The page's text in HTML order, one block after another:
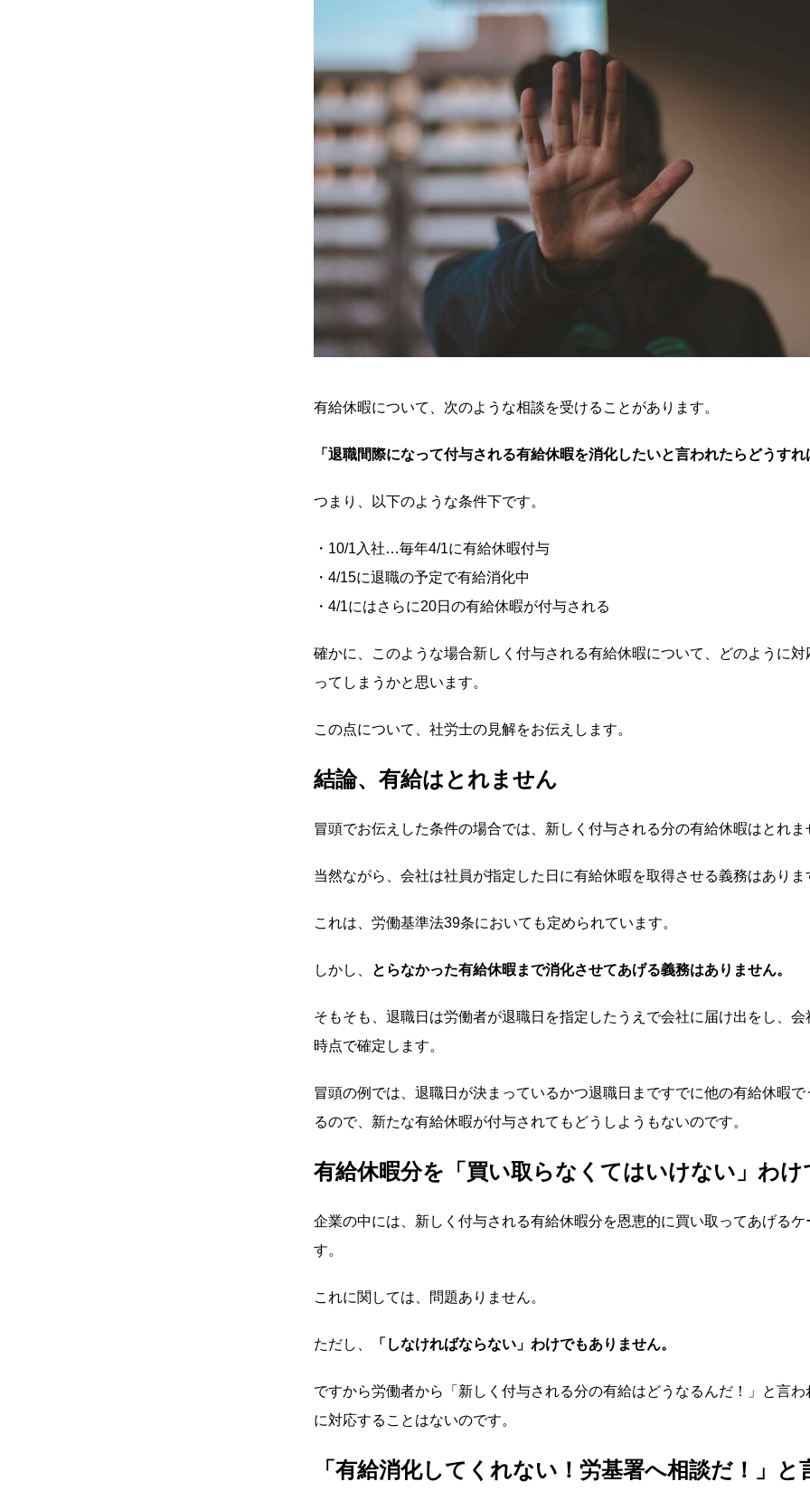
有給休暇について、次のような相談を受けることがあります。
「退職間際になって付与される有給休暇を消化したいと言われたらどうすれ
つまり、以下のような条件下です。
・10/1入社…毎年4/1に有給休暇付与
・4/15に退職の予定で有給消化中
・4/1にはさらに20日の有給休暇が付与される
確かに、このような場合新しく付与される有給休暇について、どのように対
ってしまうかと思います。
この点について、社労士の見解をお伝えします。
結論、有給はとれません
冒頭でお伝えした条件の場合では、新しく付与される分の有給休暇はとれま
当然ながら、会社は社員が指定した日に有給休暇を取得させる義務はありま
これは、労働基準法39条においても定められています。
しかし、 とらなかった有給休暇まで消化させてあげる義務はありません。
そもそも、退職日は労働者が退職日を指定したうえで会社に届け出をし、会
時点で確定します。
冒頭の例では、退職日が決まっているかつ退職日まですでに他の有給休暇で
るので、新たな有給休暇が付与されてもどうしようもないのです。
有給休暇分を「買い取らなくてはいけない」わけ
企業の中には、新しく付与される有給休暇分を恩恵的に買い取ってあげるケ
す。
これに関しては、問題ありません。
ただし、 「しなければならない」わけでもありません。
ですから労働者から「新しく付与される分の有給はどうなるんだ！」と言わ
に対応することはないのです。
「有給消化してくれない！労基署へ相談だ！」と